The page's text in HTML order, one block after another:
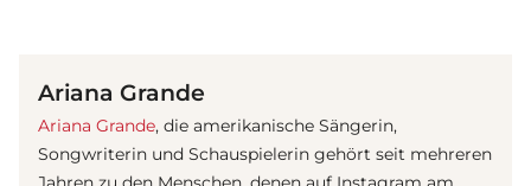
Ariana Grande
Ariana Grande, die amerikanische Sängerin,
Songwriterin und Schauspielerin gehört seit mehreren